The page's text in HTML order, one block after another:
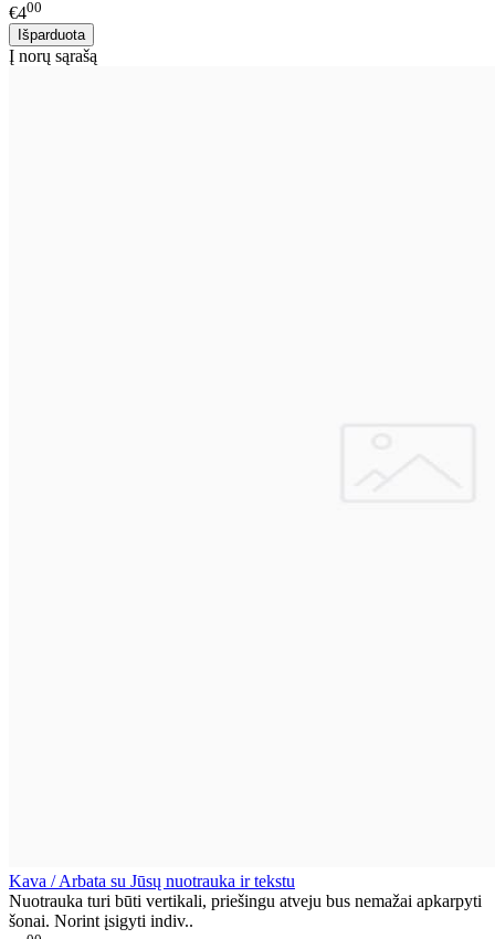
€400
Į norų sąrašą
Kava / Arbata su Jūsų nuotrauka ir tekstu
Nuotrauka turi būti vertikali, priešingu atveju bus nemažai apkarpyti
šonai. Norint įsigyti indiv..